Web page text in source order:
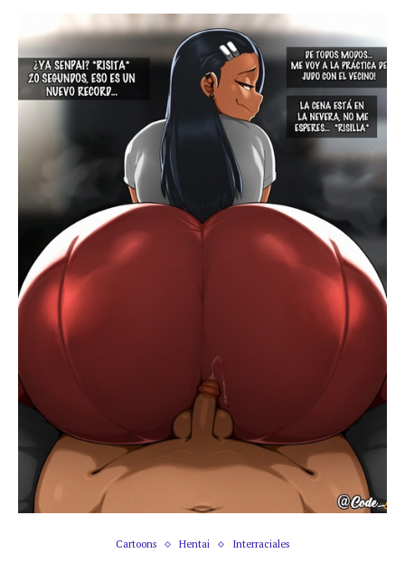
Cartoons Hentai Interraciales